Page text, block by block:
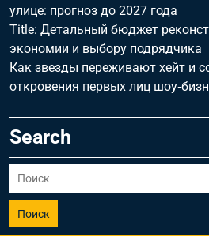
улице: прогноз до 2027 года
Title: Детальный бюджет
экономии и выбору подрядчика
Как звезды переживают хейт и
откровения первых лиц
Search
Поиск